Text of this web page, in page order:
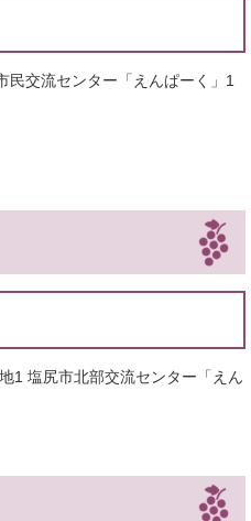
交流センター「えんぱーく」1
1 塩尻市北部交流センター「えん